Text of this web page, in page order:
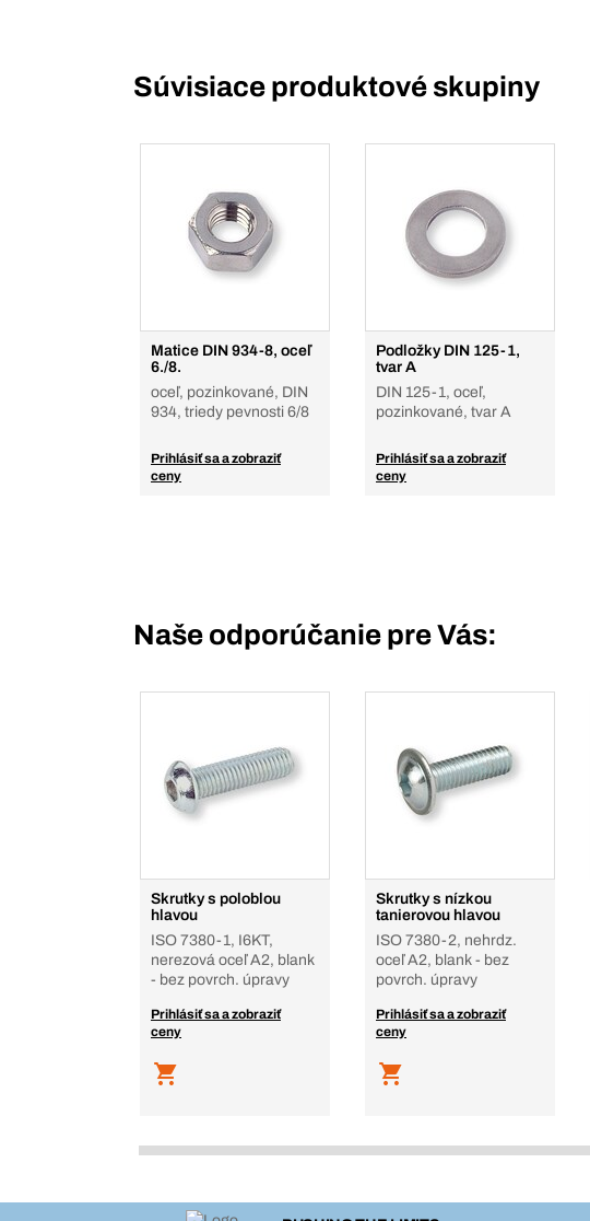
Súvisiace produktové skupiny
Matice DIN 934-8, oceľ
6./8.
oceľ, pozinkované, DIN
934, triedy pevnosti 6/8
Prihlásiť sa a zobraziť
ceny
Podložky DIN 125-1,
tvar A
DIN 125-1, oceľ,
pozinkované, tvar A
Prihlásiť sa a zobraziť
ceny
Naše odporúčanie pre Vás:
Skrutky s poloblou
hlavou
ISO 7380-1, I6KT,
nerezová oceľ A2, blank
- bez povrch. úpravy
Prihlásiť sa a zobraziť
ceny
Skrutky s nízkou
tanierovou hlavou
ISO 7380-2, nehrdz.
oceľ A2, blank - bez
povrch. úpravy
Prihlásiť sa a zobraziť
ceny